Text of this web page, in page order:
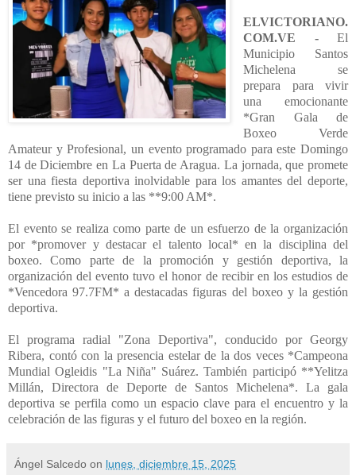
ELVICTORIANO.
COM.VE - El
Municipio Santos
Michelena se
prepara para vivir
una emocionante
*Gran Gala de
Boxeo Verde
Amateur y Profesional, un evento programado para este Domingo
14 de Diciembre en La Puerta de Aragua. La jornada, que promete
ser una fiesta deportiva inolvidable para los amantes del deporte,
tiene previsto su inicio a las **9:00 AM*.
El evento se realiza como parte de un esfuerzo de la organización
por *promover y destacar el talento local* en la disciplina del
boxeo. Como parte de la promoción y gestión deportiva, la
organización del evento tuvo el honor de recibir en los estudios de
*Vencedora 97.7FM* a destacadas figuras del boxeo y la gestión
deportiva.
El programa radial "Zona Deportiva", conducido por Georgy
Ribera, contó con la presencia estelar de la dos veces *Campeona
Mundial Ogleidis "La Niña" Suárez. También participó **Yelitza
Millán, Directora de Deporte de Santos Michelena*. La gala
deportiva se perfila como un espacio clave para el encuentro y la
celebración de las figuras y el futuro del boxeo en la región.
Ángel Salcedo on lunes, diciembre 15, 2025